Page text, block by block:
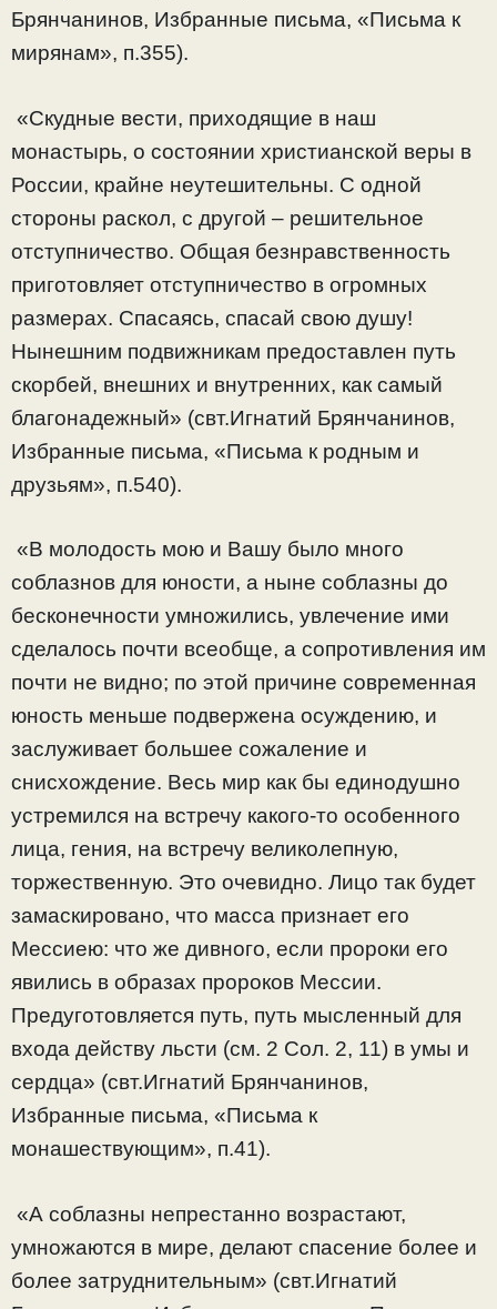
Брянчанинов, Избранные письма, «Письма к
мирянам», п.355).
«Скудные вести, приходящие в наш
монастырь, о состоянии христианской веры в
России, крайне неутешительны. С одной
стороны раскол, с другой – решительное
отступничество. Общая безнравственность
приготовляет отступничество в огромных
размерах. Спасаясь, спасай свою душу!
Нынешним подвижникам предоставлен путь
скорбей, внешних и внутренних, как самый
благонадежный» (свт.Игнатий Брянчанинов,
Избранные письма, «Письма к родным и
друзьям», п.540).
«В молодость мою и Вашу было много
соблазнов для юности, а ныне соблазны до
бесконечности умножились, увлечение ими
сделалось почти всеобще, а сопротивления им
почти не видно; по этой причине современная
юность меньше подвержена осуждению, и
заслуживает большее сожаление и
снисхождение. Весь мир как бы единодушно
устремился на встречу какого-то особенного
лица, гения, на встречу великолепную,
торжественную. Это очевидно. Лицо так будет
замаскировано, что масса признает его
Мессиею: что же дивного, если пророки его
явились в образах пророков Мессии.
Предуготовляется путь, путь мысленный для
входа действу льсти (см. 2 Сол. 2, 11) в умы и
сердца» (свт.Игнатий Брянчанинов,
Избранные письма, «Письма к
монашествующим», п.41).
«А соблазны непрестанно возрастают,
умножаются в мире, делают спасение более и
более затруднительным» (свт.Игнатий